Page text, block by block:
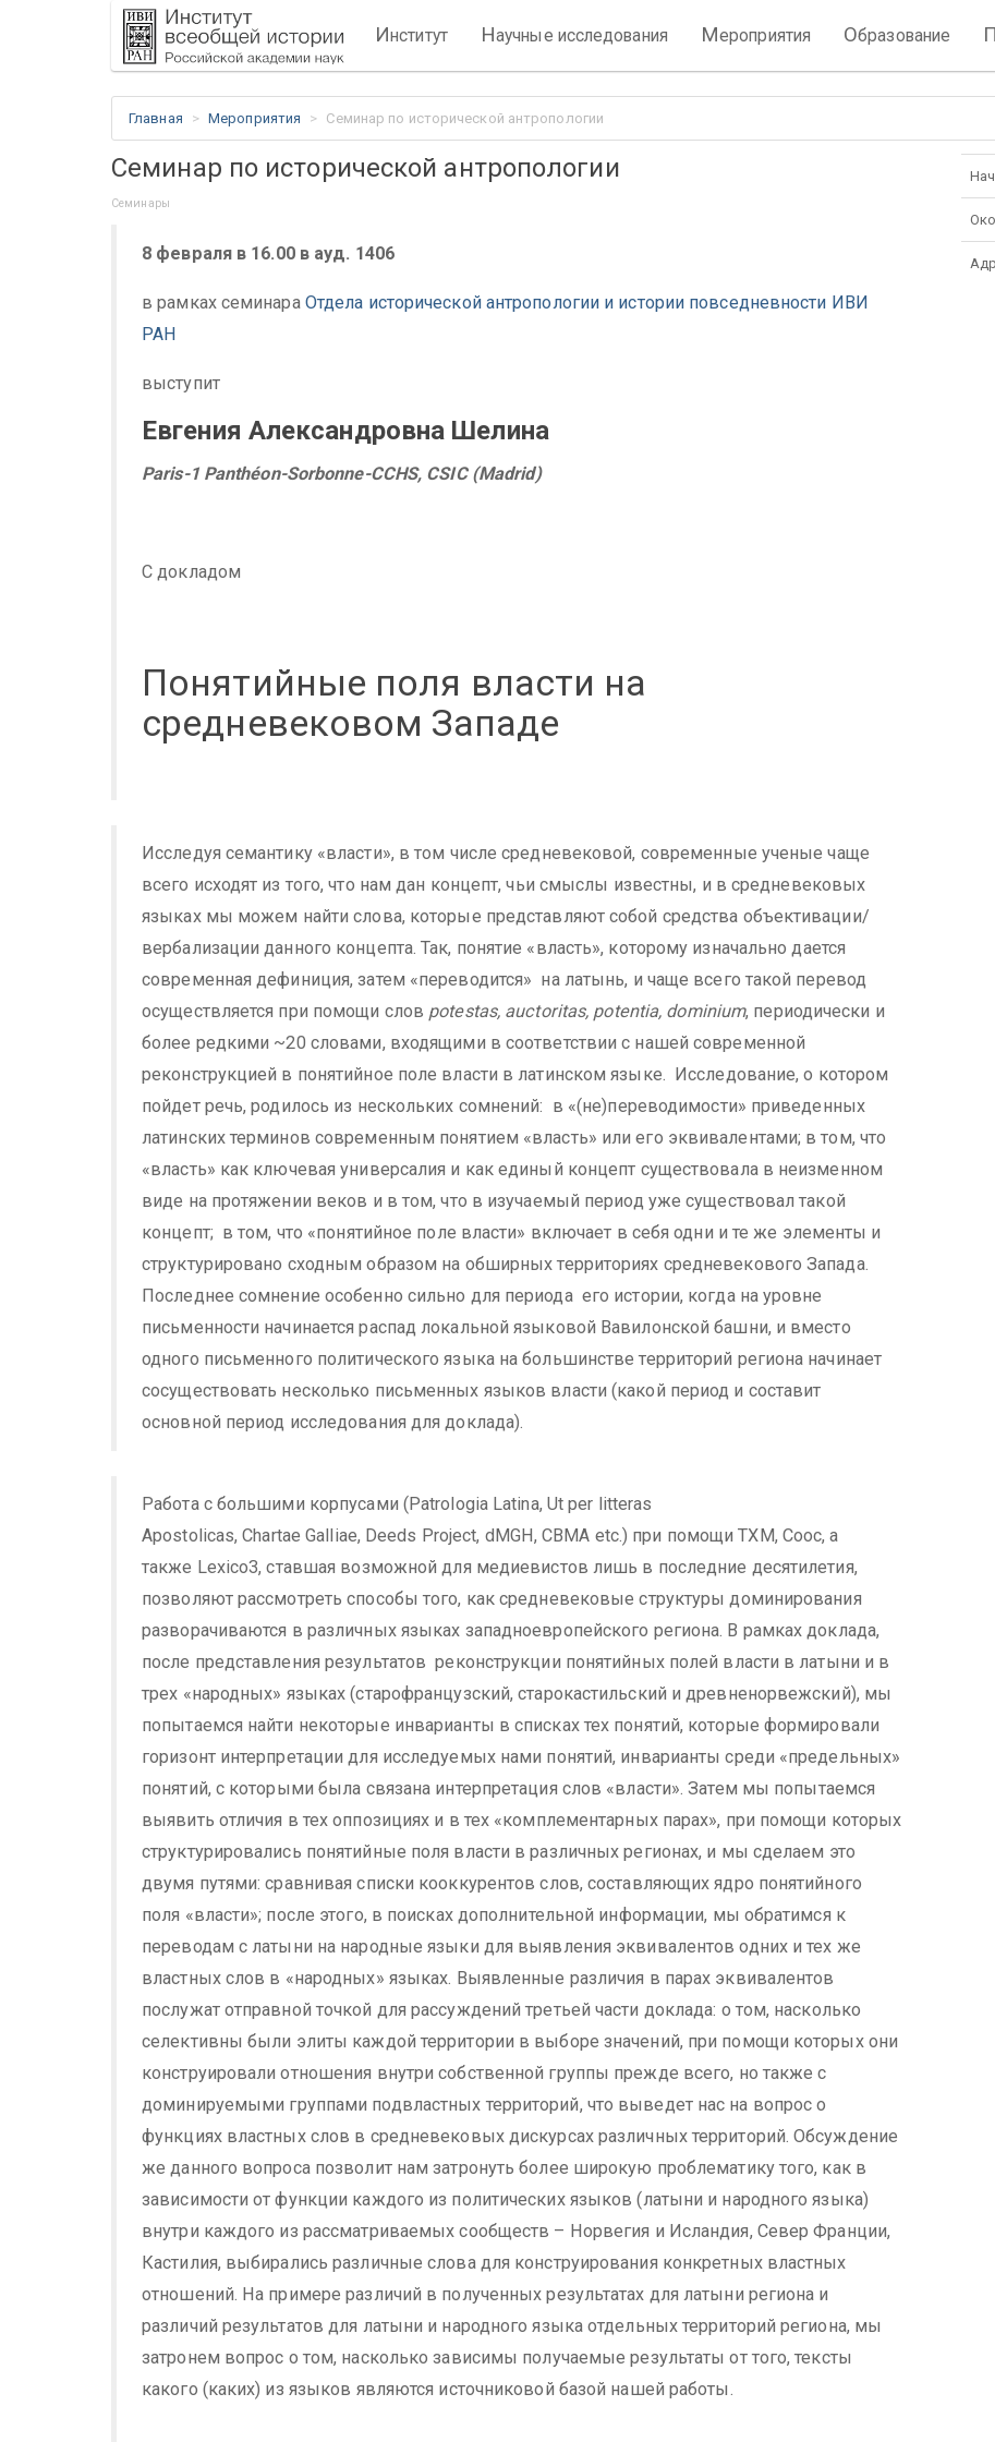
Институт Научные исследования Мероприятия Образование
Главная Мероприятия Семинар по исторической антропологии
Семинар по исторической антропологии
Семинары
8 февраля в 16.00 в ауд. 1406
в рамках семинара Отдела исторической антропологии и истории повседневности ИВИ
РАН
выступит
Евгения Александровна Шелина
Paris-1 Panthéon-Sorbonne-CCHS, CSIC (Madrid)
С докладом
Понятийные поля власти на
средневековом Западе
Исследуя семантику «власти», в том числе средневековой, современные ученые чаще
всего исходят из того, что нам дан концепт, чьи смыслы известны, и в средневековых
языках мы можем найти слова, которые представляют собой средства объективации/
вербализации данного концепта. Так, понятие «власть», которому изначально дается
современная дефиниция, затем «переводится» на латынь, и чаще всего такой перевод
осуществляется при помощи слов potestas, auctoritas, potentia, dominium, периодически и
более редкими ~20 словами, входящими в соответствии с нашей современной
реконструкцией в понятийное поле власти в латинском языке. Исследование, о котором
пойдет речь, родилось из нескольких сомнений: в «(не)переводимости» приведенных
латинских терминов современным понятием «власть» или его эквивалентами; в том, что
«власть» как ключевая универсалия и как единый концепт существовала в неизменном
виде на протяжении веков и в том, что в изучаемый период уже существовал такой
концепт; в том, что «понятийное поле власти» включает в себя одни и те же элементы и
структурировано сходным образом на обширных территориях средневекового Запада.
Последнее сомнение особенно сильно для периода его истории, когда на уровне
письменности начинается распад локальной языковой Вавилонской башни, и вместо
одного письменного политического языка на большинстве территорий региона начинает
сосуществовать несколько письменных языков власти (какой период и составит
основной период исследования для доклада).
Работа с большими корпусами (Patrologia Latina, Ut per litteras
Apostolicas, Chartae Galliae, Deeds Project, dMGH, CBMA etc.) при помощи TXM, Cooc, а
также Lexico3, ставшая возможной для медиевистов лишь в последние десятилетия,
позволяют рассмотреть способы того, как средневековые структуры доминирования
разворачиваются в различных языках западноевропейского региона. В рамках доклада,
после представления результатов реконструкции понятийных полей власти в латыни и в
трех «народных» языках (старофранцузский, старокастильский и древненорвежский), мы
попытаемся найти некоторые инварианты в списках тех понятий, которые формировали
горизонт интерпретации для исследуемых нами понятий, инварианты среди «предельных»
понятий, с которыми была связана интерпретация слов «власти». Затем мы попытаемся
выявить отличия в тех оппозициях и в тех «комплементарных парах», при помощи которых
структурировались понятийные поля власти в различных регионах, и мы сделаем это
двумя путями: сравнивая списки кооккурентов слов, составляющих ядро понятийного
поля «власти»; после этого, в поисках дополнительной информации, мы обратимся к
переводам с латыни на народные языки для выявления эквивалентов одних и тех же
властных слов в «народных» языках. Выявленные различия в парах эквивалентов
послужат отправной точкой для рассуждений третьей части доклада: о том, насколько
селективны были элиты каждой территории в выборе значений, при помощи которых они
конструировали отношения внутри собственной группы прежде всего, но также с
доминируемыми группами подвластных территорий, что выведет нас на вопрос о
функциях властных слов в средневековых дискурсах различных территорий. Обсуждение
же данного вопроса позволит нам затронуть более широкую проблематику того, как в
зависимости от функции каждого из политических языков (латыни и народного языка)
внутри каждого из рассматриваемых сообществ – Норвегия и Исландия, Север Франции,
Кастилия, выбирались различные слова для конструирования конкретных властных
отношений. На примере различий в полученных результатах для латыни региона и
различий результатов для латыни и народного языка отдельных территорий региона, мы
затронем вопрос о том, насколько зависимы получаемые результаты от того, тексты
какого (каких) из языков являются источниковой базой нашей работы.